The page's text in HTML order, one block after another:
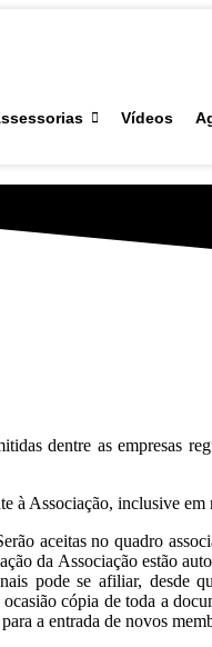
Vídeos
dentre as empresas
à Associação, inclusive em
aceitas no quadro
da Associação estão
pode se afiliar, desde
cópia de toda a
a entrada de novos